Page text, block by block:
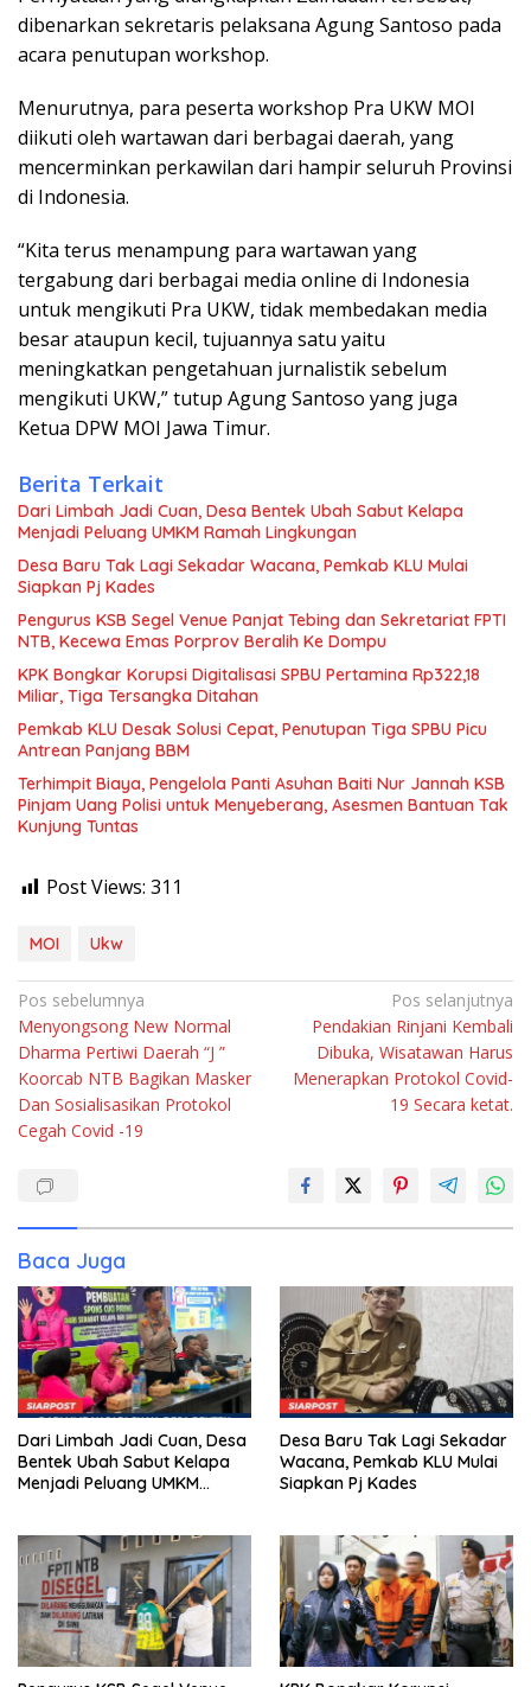
dibenarkan sekretaris pelaksana Agung Santoso pada
acara penutupan workshop.
Menurutnya, para peserta workshop Pra UKW MOI
diikuti oleh wartawan dari berbagai daerah, yang
mencerminkan perkawilan dari hampir seluruh Provinsi
di Indonesia.
“Kita terus menampung para wartawan yang
tergabung dari berbagai media online di Indonesia
untuk mengikuti Pra UKW, tidak membedakan media
besar ataupun kecil, tujuannya satu yaitu
meningkatkan pengetahuan jurnalistik sebelum
mengikuti UKW,” tutup Agung Santoso yang juga
Ketua DPW MOI Jawa Timur.
Berita Terkait
Dari Limbah Jadi Cuan, Desa Bentek Ubah Sabut Kelapa
Menjadi Peluang UMKM Ramah Lingkungan
Desa Baru Tak Lagi Sekadar Wacana, Pemkab KLU Mulai
Siapkan Pj Kades
Pengurus KSB Segel Venue Panjat Tebing dan Sekretariat FPTI
NTB, Kecewa Emas Porprov Beralih Ke Dompu
KPK Bongkar Korupsi Digitalisasi SPBU Pertamina Rp322,18
Miliar, Tiga Tersangka Ditahan
Pemkab KLU Desak Solusi Cepat, Penutupan Tiga SPBU Picu
Antrean Panjang BBM
Terhimpit Biaya, Pengelola Panti Asuhan Baiti Nur Jannah KSB
Pinjam Uang Polisi untuk Menyeberang, Asesmen Bantuan Tak
Kunjung Tuntas
Post Views: 311
MOI Ukw
Navigasi
pos
Pos sebelumnya
Menyongsong New Normal
Dharma Pertiwi Daerah “J ”
Koorcab NTB Bagikan Masker
Dan Sosialisasikan Protokol
Cegah Covid -19
Pos selanjutnya
Pendakian Rinjani Kembali
Dibuka, Wisatawan Harus
Menerapkan Protokol Covid-
19 Secara ketat.
Baca Juga
Dari Limbah Jadi Cuan, Desa
Bentek Ubah Sabut Kelapa
Menjadi Peluang UMKM
Desa Baru Tak Lagi Sekadar
Wacana, Pemkab KLU Mulai
Siapkan Pj Kades